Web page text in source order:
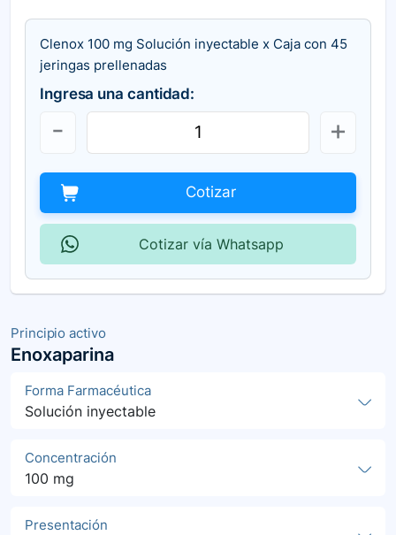
Principio activo
Enoxaparina
Forma Farmacéutica
Solución inyectable
Concentración
100 mg
Presentación
Clenox 100 mg Solución inyectable x Caja con 45
jeringas prellenadas
Ingresa una cantidad:
Cotizar
Cotizar vía Whatsapp